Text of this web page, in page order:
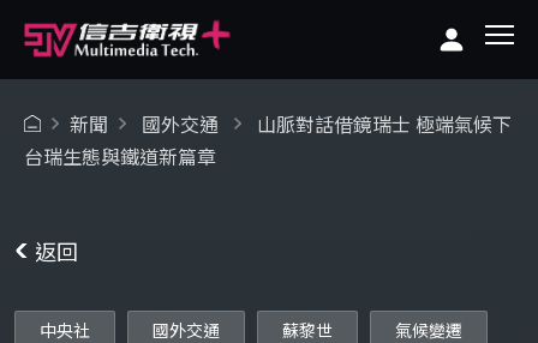
新聞 國外交通
山脈對話借鏡瑞士 極端氣候下
台瑞生態與鐵道新篇章
返回
中央社 國外交通 蘇黎世 氣候變遷